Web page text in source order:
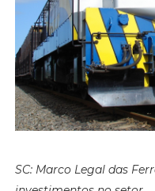
SC: Marco Legal das